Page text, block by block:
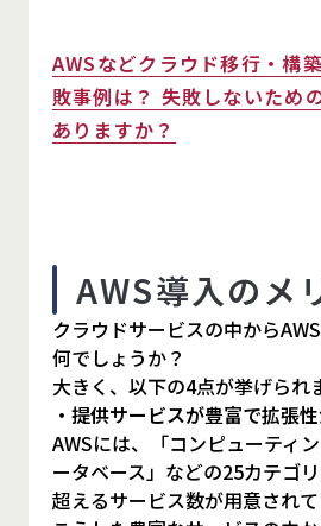
AWSなどクラウド移行・構
敗事例は？ 失敗しないため
ありますか？
AWS導入のメ
クラウドサービスの中から
何でしょうか？
大きく、以下の4点が挙げられ
・提供サービスが豊富で拡張
AWSには、「コンピューティ
ータベース」などの25カテゴ
超えるサービス数が用意されて